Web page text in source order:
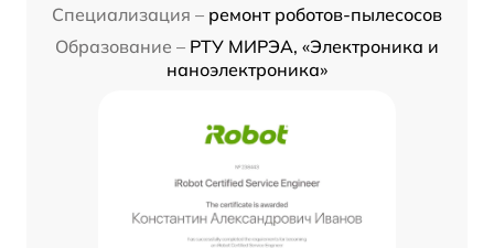
Специализация – ремонт роботов-пылесосов
Образование – РТУ МИРЭА, «Электроника и
наноэлектроника»